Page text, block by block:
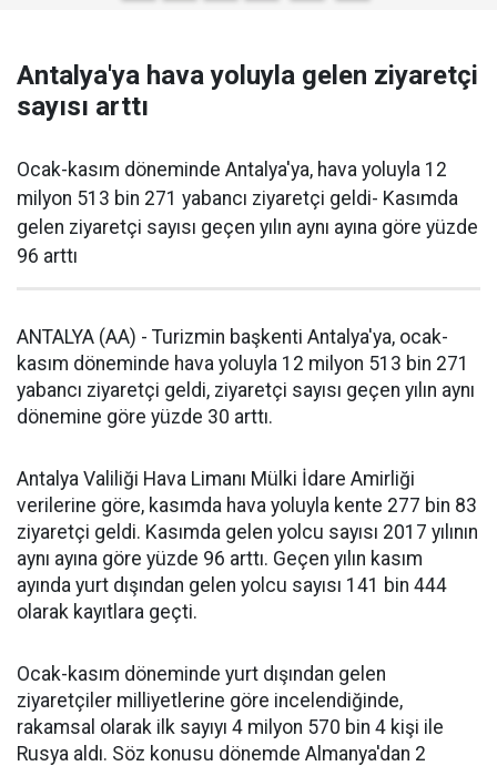
Antalya'ya hava yoluyla gelen ziyaretçi
sayısı arttı
Ocak-kasım döneminde Antalya'ya, hava yoluyla 12
milyon 513 bin 271 yabancı ziyaretçi geldi- Kasımda
gelen ziyaretçi sayısı geçen yılın aynı ayına göre yüzde
96 arttı
ANTALYA (AA) - Turizmin başkenti Antalya'ya, ocak-
kasım döneminde hava yoluyla 12 milyon 513 bin 271
yabancı ziyaretçi geldi, ziyaretçi sayısı geçen yılın aynı
dönemine göre yüzde 30 arttı.
Antalya Valiliği Hava Limanı Mülki İdare Amirliği
verilerine göre, kasımda hava yoluyla kente 277 bin 83
ziyaretçi geldi. Kasımda gelen yolcu sayısı 2017 yılının
aynı ayına göre yüzde 96 arttı. Geçen yılın kasım
ayında yurt dışından gelen yolcu sayısı 141 bin 444
olarak kayıtlara geçti.
Ocak-kasım döneminde yurt dışından gelen
ziyaretçiler milliyetlerine göre incelendiğinde,
rakamsal olarak ilk sayıyı 4 milyon 570 bin 4 kişi ile
Rusya aldı. Söz konusu dönemde Almanya'dan 2